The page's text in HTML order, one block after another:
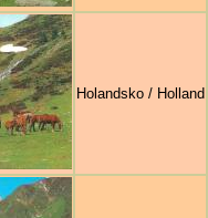
Holandsko / Holland